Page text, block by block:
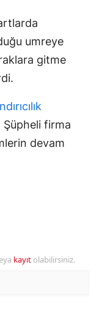
umreye
gitme
Şüpheli firma
devam
kayıt olabilirsiniz.